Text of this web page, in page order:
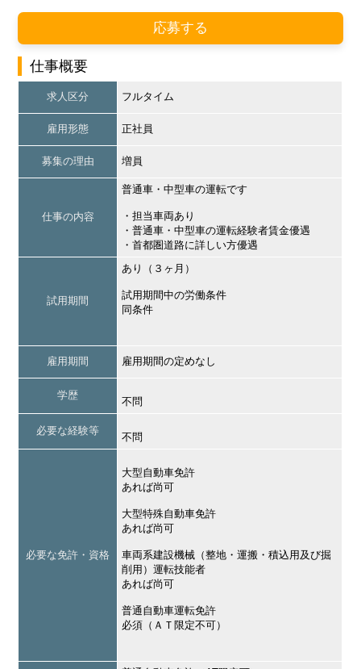
応募する
仕事概要
求人区分 フルタイム
雇用形態 正社員
募集の理由 増員
仕事の内容
普通車・中型車の運転です
・担当車両あり
・普通車・中型車の運転経験者賃金優遇
・首都圏道路に詳しい方優遇
試用期間
あり（３ヶ月）
試用期間中の労働条件
同条件
雇用期間 雇用期間の定めなし
学歴
不問
必要な経験等
不問
必要な免許・資格
大型自動車免許
あれば尚可
大型特殊自動車免許
あれば尚可
車両系建設機械（整地・運搬・積込用及び掘
削用）運転技能者
あれば尚可
普通自動車運転免許
必須（ＡＴ限定不可）